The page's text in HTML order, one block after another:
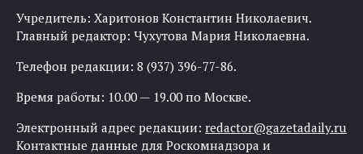
Учредитель: Харитонов Константин Николаевич.
Главный редактор: Чухутова Мария Николаевна.
Телефон редакции: 8 (937) 396-77-86.
Время работы: 10.00 — 19.00 по Москве.
Электронный адрес редакции: redactor@gazetadaily.ru
Контактные данные для Роскомнадзора и